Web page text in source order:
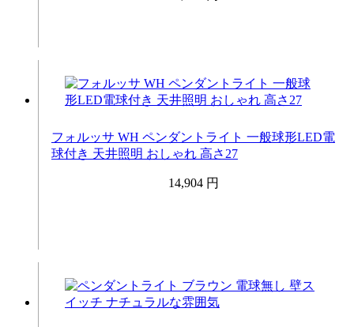
フォルッサ WH ペンダントライト 一般球形LED電
球付き 天井照明 おしゃれ 高さ27
14,904 円